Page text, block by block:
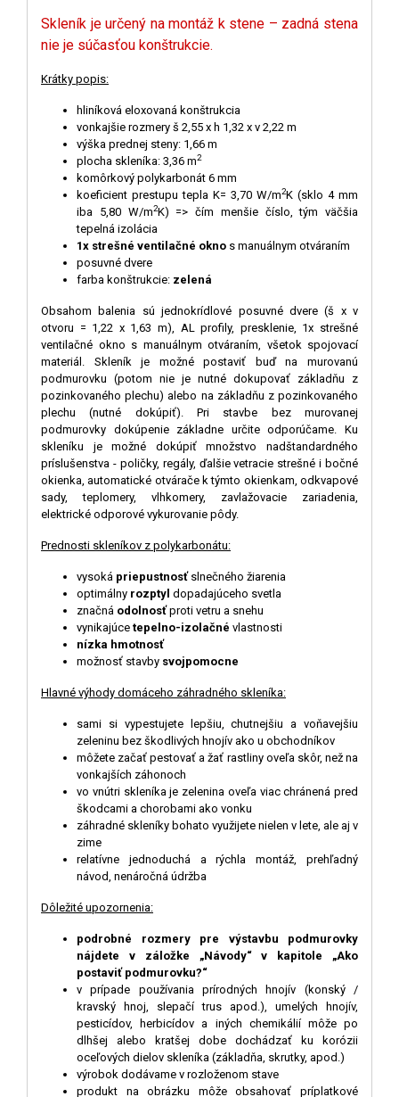
Skleník je určený na montáž k stene – zadná stena
nie je súčasťou konštrukcie.
Krátky popis:
hliníková eloxovaná konštrukcia
vonkajšie rozmery š 2,55 x h 1,32 x v 2,22 m
výška prednej steny: 1,66 m
plocha skleníka: 3,36 m2
komôrkový polykarbonát 6 mm
koeficient prestupu tepla K= 3,70 W/m2K (sklo 4 mm
iba 5,80 W/m2K) => čím menšie číslo, tým väčšia
tepelná izolácia
1x strešné ventilačné okno s manuálnym otváraním
posuvné dvere
farba konštrukcie: zelená
Obsahom balenia sú jednokrídlové posuvné dvere (š x v
otvoru = 1,22 x 1,63 m), AL profily, presklenie, 1x strešné
ventilačné okno s manuálnym otváraním, všetok spojovací
materiál. Skleník je možné postaviť buď na murovanú
podmurovku (potom nie je nutné dokupovať základňu z
pozinkovaného plechu) alebo na základňu z pozinkovaného
plechu (nutné dokúpiť). Pri stavbe bez murovanej
podmurovky dokúpenie základne určite odporúčame. Ku
skleníku je možné dokúpiť množstvo nadštandardného
príslušenstva - poličky, regály, ďalšie vetracie strešné i bočné
okienka, automatické otvárače k ​​týmto okienkam, odkvapové
sady, teplomery, vlhkomery, zavlažovacie zariadenia,
elektrické odporové vykurovanie pôdy.
Prednosti skleníkov z polykarbonátu:
vysoká priepustnosť slnečného žiarenia
optimálny rozptyl dopadajúceho svetla
značná odolnosťproti vetru a snehu
vynikajúce tepelno-izolačné vlastnosti
nízka hmotnosť
možnosť stavby svojpomocne
Hlavné výhody domáceho záhradného skleníka:
sami si vypestujete lepšiu, chutnejšiu a voňavejšiu
zeleninu bez škodlivých hnojív ako u obchodníkov
môžete začať pestovať a žať rastliny oveľa skôr, než na
vonkajších záhonoch
vo vnútri skleníka je zelenina oveľa viac chránená pred
škodcami a chorobami ako vonku
záhradné skleníky bohato využijete nielen v lete, ale aj v
zime
relatívne jednoduchá a rýchla montáž, prehľadný
návod, nenáročná údržba
Dôležité upozornenia:
podrobné rozmery pre výstavbu podmurovky
nájdete v záložke „Návody“ v kapitole „Ako
postaviť podmurovku?“
v prípade používania prírodných hnojív (konský /
kravský hnoj, slepačí trus apod.), umelých hnojív,
pesticídov, herbicídov a iných chemikálií môže po
dlhšej alebo kratšej dobe dochádzať ku korózii
oceľových dielov skleníka (základňa, skrutky, apod.)
výrobok dodávame v rozloženom stave
produkt na obrázku môže obsahovať príplatkové